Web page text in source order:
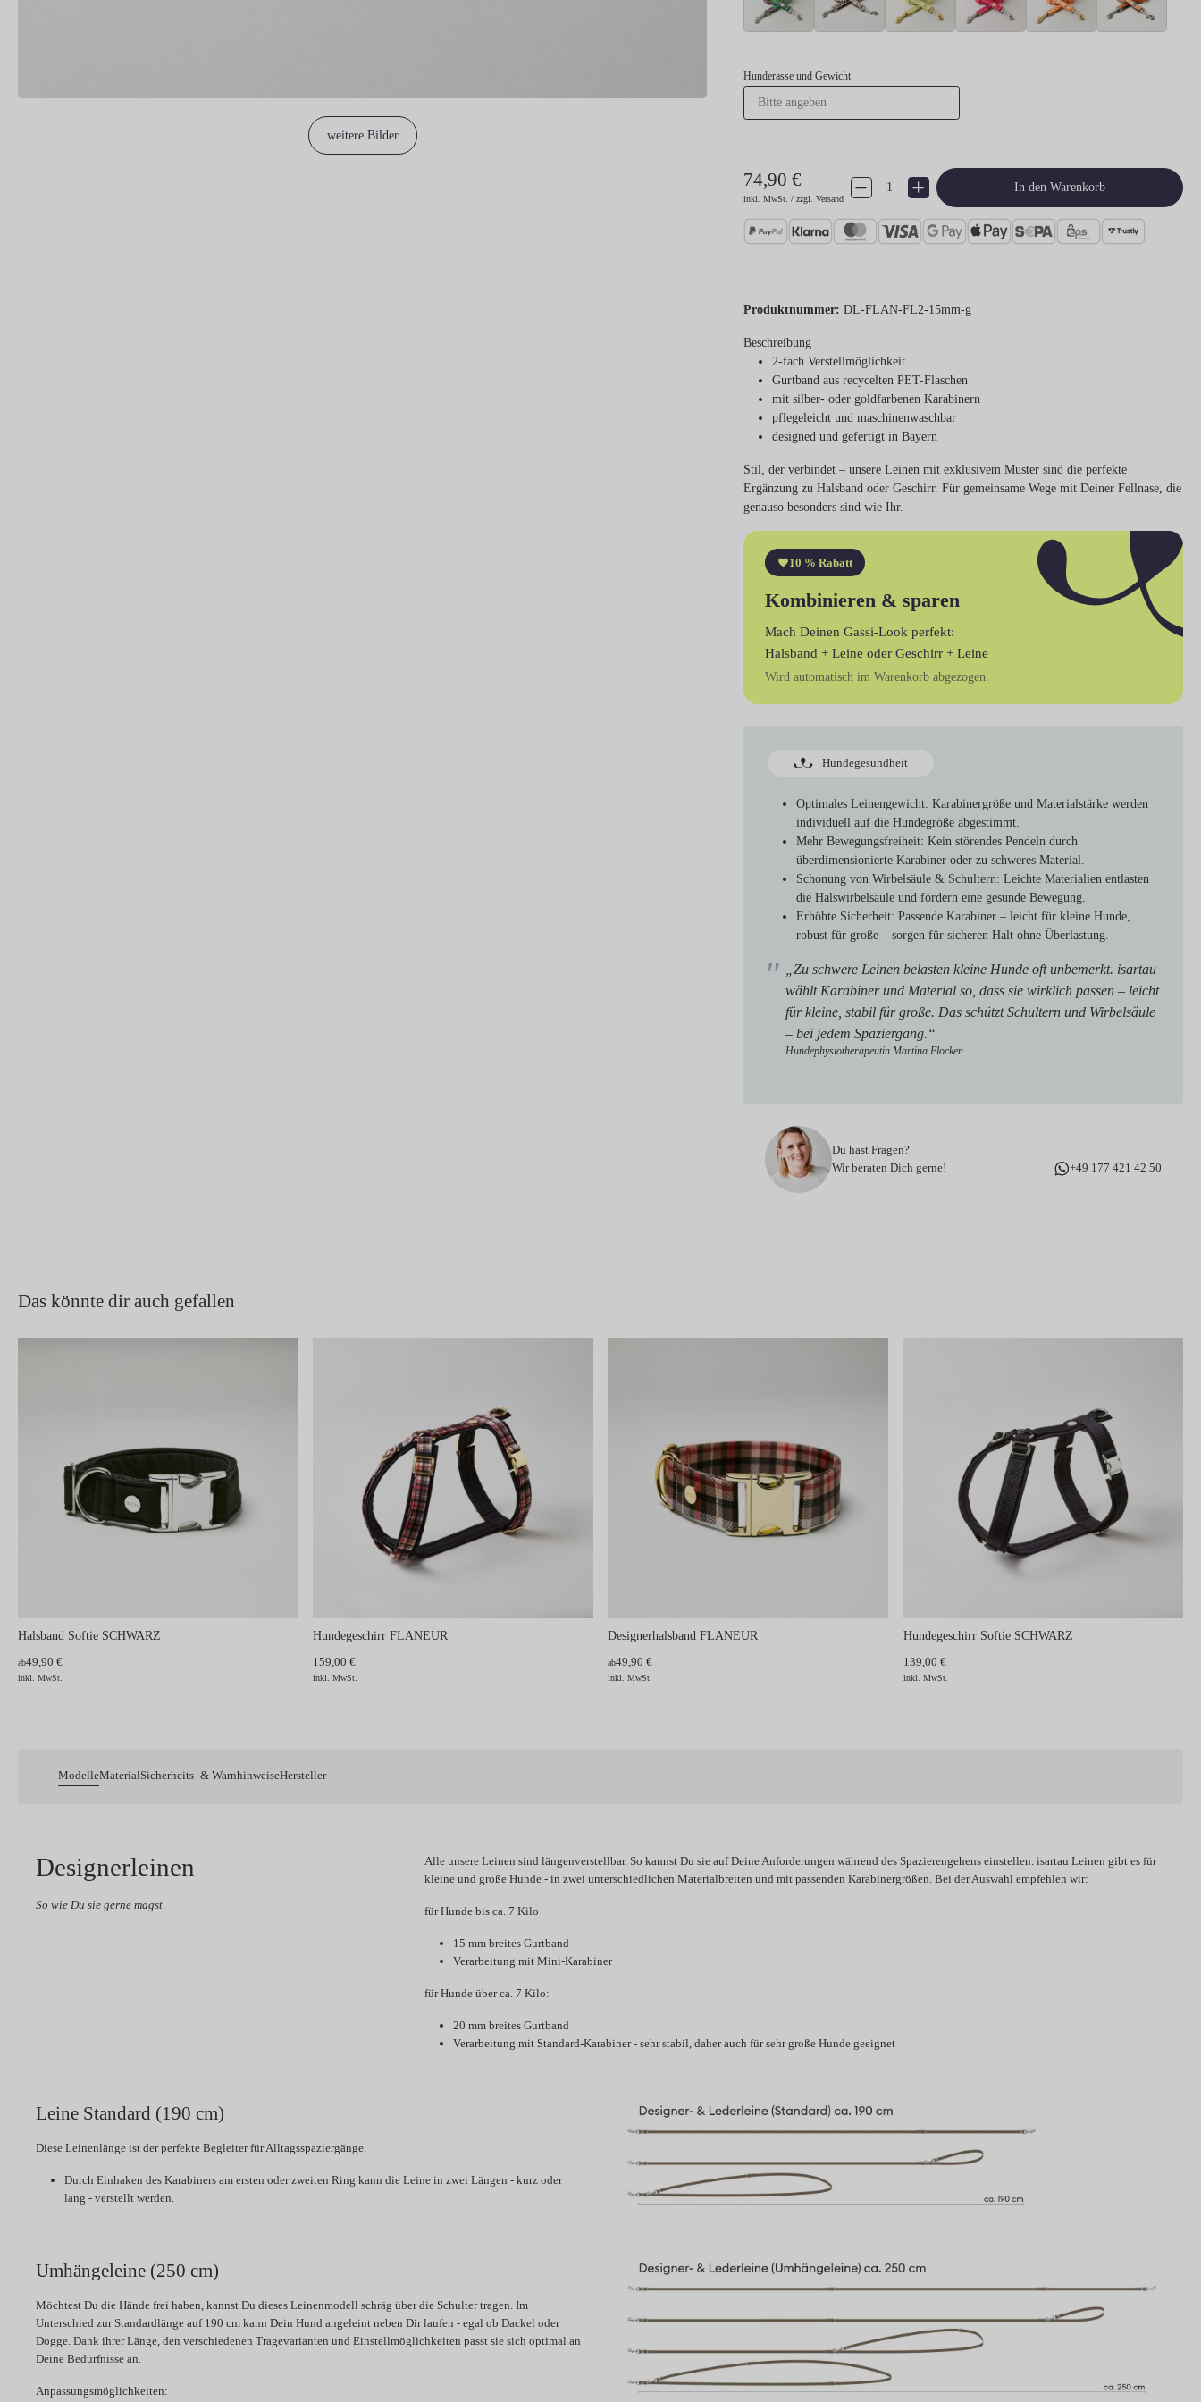
weitere Bilder
Hunderasse und Gewicht
74,90 €
inkl. MwSt. / zzgl. Versand
Produkt Anzahl: Gib den gewünschten Wert ein oder benutze die Schaltflächen
In den Warenkorb
Produktnummer: DL-FLAN-FL2-15mm-g
Beschreibung
2-fach Verstellmöglichkeit
Gurtband aus recycelten PET-Flaschen
mit silber- oder goldfarbenen Karabinern
pflegeleicht und maschinenwaschbar
designed und gefertigt in Bayern
Stil, der verbindet – unsere Leinen mit exklusivem Muster sind die perfekte
Ergänzung zu Halsband oder Geschirr. Für gemeinsame Wege mit Deiner Fellnase, die
genauso besonders sind wie Ihr.
10 % Rabatt
Kombinieren & sparen
Mach Deinen Gassi-Look perfekt:
Halsband + Leine oder Geschirr + Leine
Wird automatisch im Warenkorb abgezogen.
Hundegesundheit
Optimales Leinengewicht: Karabinergröße und Materialstärke werden
individuell auf die Hundegröße abgestimmt.
Mehr Bewegungsfreiheit: Kein störendes Pendeln durch
überdimensionierte Karabiner oder zu schweres Material.
Schonung von Wirbelsäule & Schultern: Leichte Materialien entlasten
die Halswirbelsäule und fördern eine gesunde Bewegung.
Erhöhte Sicherheit: Passende Karabiner – leicht für kleine Hunde,
robust für große – sorgen für sicheren Halt ohne Überlastung.
„Zu schwere Leinen belasten kleine Hunde oft unbemerkt. isartau
wählt Karabiner und Material so, dass sie wirklich passen – leicht
für kleine, stabil für große. Das schützt Schultern und Wirbelsäule
– bei jedem Spaziergang.“
Hundephysiotherapeutin Martina Flocken
Du hast Fragen?
Wir beraten Dich gerne!
+49 177 421 42 50
Das könnte dir auch gefallen
Halsband Softie SCHWARZ
ab49,90 €
inkl. MwSt.
Hundegeschirr FLANEUR
159,00 €
inkl. MwSt.
Designerhalsband FLANEUR
ab49,90 €
inkl. MwSt.
Hundegeschirr Softie SCHWARZ
139,00 €
inkl. MwSt.
ModelleMaterialSicherheits- & WarnhinweiseHersteller
Designerleinen
So wie Du sie gerne magst
Alle unsere Leinen sind längenverstellbar. So kannst Du sie auf Deine Anforderungen während des Spazierengehens einstellen. isartau Leinen gibt es für
kleine und große Hunde - in zwei unterschiedlichen Materialbreiten und mit passenden Karabinergrößen. Bei der Auswahl empfehlen wir:
für Hunde bis ca. 7 Kilo
15 mm breites Gurtband
Verarbeitung mit Mini-Karabiner
für Hunde über ca. 7 Kilo:
20 mm breites Gurtband
Verarbeitung mit Standard-Karabiner - sehr stabil, daher auch für sehr große Hunde geeignet
Leine Standard (190 cm)
Diese Leinenlänge ist der perfekte Begleiter für Alltagsspaziergänge.
Durch Einhaken des Karabiners am ersten oder zweiten Ring kann die Leine in zwei Längen - kurz oder
lang - verstellt werden.
Umhängeleine (250 cm)
Möchtest Du die Hände frei haben, kannst Du dieses Leinenmodell schräg über die Schulter tragen. Im
Unterschied zur Standardlänge auf 190 cm kann Dein Hund angeleint neben Dir laufen - egal ob Dackel oder
Dogge. Dank ihrer Länge, den verschiedenen Tragevarianten und Einstellmöglichkeiten passt sie sich optimal an
Deine Bedürfnisse an.
Anpassungsmöglichkeiten: